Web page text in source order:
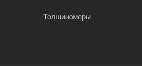
Толщиномеры